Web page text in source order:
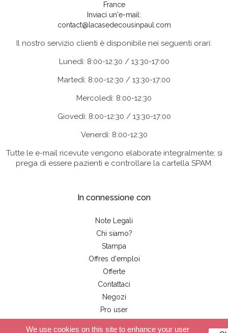
France
Inviaci un'e-mail:
contact@lacasedecousinpaul.com
Il nostro servizio clienti è disponibile nei seguenti orari:
Lunedì: 8:00-12:30 / 13:30-17:00
Martedì: 8:00-12:30 / 13:30-17:00
Mercoledì: 8:00-12:30
Giovedì: 8:00-12:30 / 13:30-17:00
Venerdì: 8:00-12:30
Tutte le e-mail ricevute vengono elaborate integralmente; si
prega di essere pazienti e controllare la cartella SPAM.
In connessione con
Note Legali
Chi siamo?
Stampa
Offres d'emploi
Offerte
Contattaci
Negozi
Pro user
We use cookies on this site to enhance your user